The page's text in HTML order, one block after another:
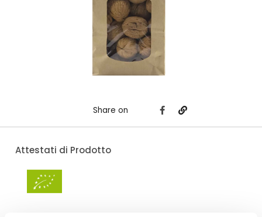
Share on
Attestati di Prodotto